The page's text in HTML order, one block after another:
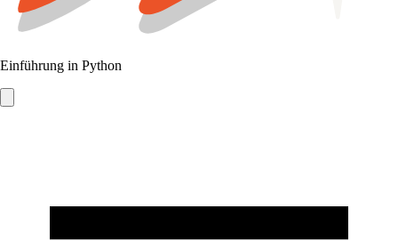
Einführung in Python